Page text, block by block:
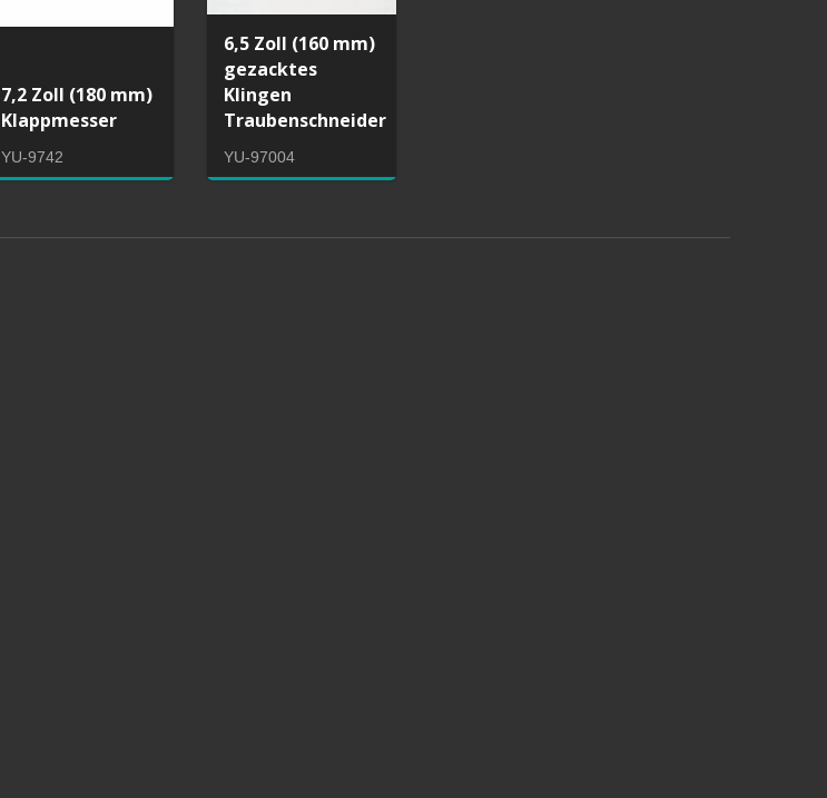
ersetzt Sägeblatt
7,2 Zoll (180 mm)
Klappmesser
YU-9742
6,5 Zoll (160 mm)
gezacktes
Klingen
Traubenschneider
YU-97004